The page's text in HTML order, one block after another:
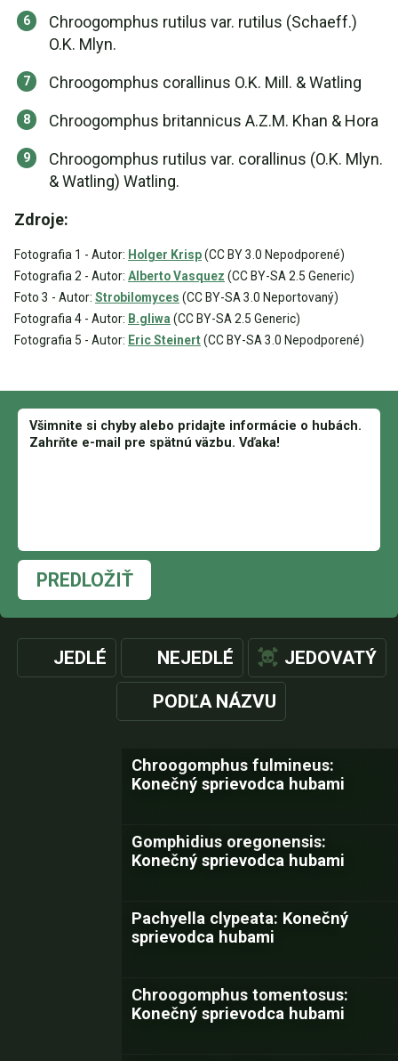
Chroogomphus rutilus var. rutilus (Schaeff.)
O.K. Mlyn.
Chroogomphus corallinus O.K. Mill. & Watling
Chroogomphus britannicus A.Z.M. Khan & Hora
Chroogomphus rutilus var. corallinus (O.K. Mlyn.
& Watling) Watling.
Zdroje:
Fotografia 1 - Autor: Holger Krisp(CC BY 3.0 Nepodporené)
Fotografia 2 - Autor: Alberto Vasquez (CC BY-SA 2.5 Generic)
Foto 3 - Autor: Strobilomyces (CC BY-SA 3.0 Neportovaný)
Fotografia 4 - Autor: B.gliwa (CC BY-SA 2.5 Generic)
Fotografia 5 - Autor: Eric Steinert(CC BY-SA 3.0 Nepodporené)
PREDLOŽIŤ
JEDLÉ NEJEDLÉ JEDOVATÝ
PODĽA NÁZVU
Chroogomphus fulmineus:
Konečný sprievodca hubami
Gomphidius oregonensis:
Konečný sprievodca hubami
Pachyella clypeata: Konečný
sprievodca hubami
Chroogomphus tomentosus:
Konečný sprievodca hubami